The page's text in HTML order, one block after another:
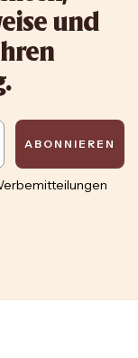
und
ABONNIEREN